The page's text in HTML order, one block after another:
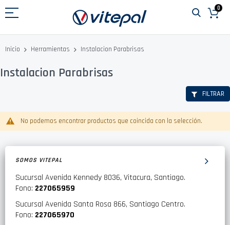
al
0
Inicio Herramientas Instalacion Parabrisas
Instalacion Parabrisas
No podemos encontrar productos que coincida con la selección.
FILTRAR
SOMOS VITEPAL
Sucursal Avenida Kennedy 8036, Vitacura, Santiago.
Fono: 227065959
Sucursal Avenida Santa Rosa 866, Santiago Centro.
Fono: 227065970